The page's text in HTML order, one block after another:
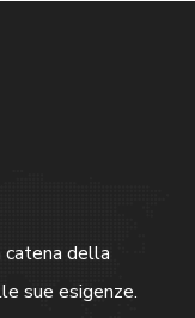
della
sue esigenze.